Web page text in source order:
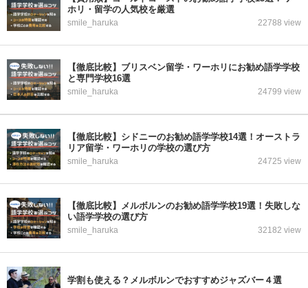
ホリ・留学の人気校を厳選
smile_haruka 22788 view
【徹底比較】ブリスベン留学・ワーホリにお勧め語学学校
と専門学校16選
smile_haruka 24799 view
【徹底比較】シドニーのお勧め語学学校14選！オーストラ
リア留学・ワーホリの学校の選び方
smile_haruka 24725 view
【徹底比較】メルボルンのお勧め語学学校19選！失敗しな
い語学学校の選び方
smile_haruka 32182 view
学割も使える？メルボルンでおすすめジャズバー４選